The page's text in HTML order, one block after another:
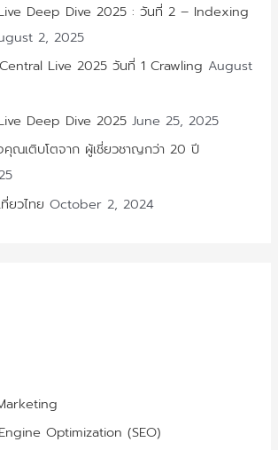
Deep Dive 2025 : วันที่ 2 – Indexing
2, 2025
Live 2025 วันที่ 1 Crawling August
Deep Dive 2025 June 25, 2025
คุณเติบโตจาก ผู้เชี่ยวชาญกว่า 20 ปี
ยวไทย October 2, 2024
Optimization (SEO)